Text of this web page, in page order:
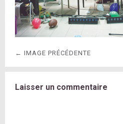
← IMAGE PRÉCÉDENTE
Laisser un commentaire